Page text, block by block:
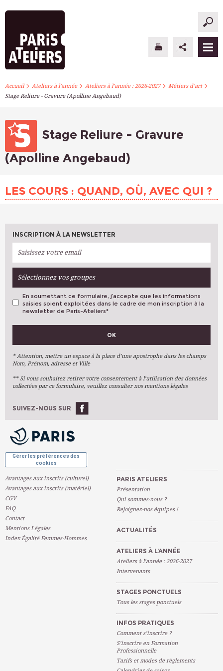
PARIS ATELIERS
ATELIERS À L’ANNÉE
STAGES PONCTUELS
S’INSCRIRE
Accueil> Ateliers à l’année> Ateliers à l’année : 2026-2027> Métiers d’art>
Stage Reliure - Gravure (Apolline Angebaud)
Stage Reliure - Gravure
(Apolline Angebaud)
LES COURS : QUAND, OÙ, AVEC QUI ?
INSCRIPTION À LA NEWSLETTER
Sélectionnez vos groupes
VOS PRÉFÉRENCES
Arts Plastiques
Arts Du Texte
Arts Numériques
Ateliers À L'année
En soumettant ce formulaire, j’accepte que les informations
saisies soient exploitées dans le cadre de mon inscription à la
newsletter de Paris-Ateliers*
OK
* Attention, mettre un espace à la place d’une apostrophe dans les champs
Nom, Prénom, adresse et Ville
** Si vous souhaitez retirer votre consentement à l’utilisation des données
collectées par ce formulaire, veuillez consulter nos mentions légales
SUIVEZ-NOUS SUR
Gérer les préférences des
cookies
Avantages aux inscrits (culturel)
Avantages aux inscrits (matériel)
CGV
FAQ
Contact
Mentions Légales
Index Égalité Femmes-Hommes
PARIS ATELIERS
Présentation
Qui sommes-nous ?
Rejoignez-nos équipes !
ACTUALITÉS
ATELIERS À L’ANNÉE
Ateliers à l’année : 2026-2027
Intervenants
STAGES PONCTUELS
Tous les stages ponctuels
INFOS PRATIQUES
Comment s’inscrire ?
S’inscrire en Formation
Professionnelle
Tarifs et modes de règlements